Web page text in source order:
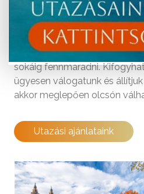
befogadhatatlan, nyüzsgő
alszik. Míg reggel egy Cental
görkorcsolyázásért érdemes
jó stand up-ért vagy
sokáig fennmaradni.
ügyesen válogatunk és
akkor meglepően olcsón
Utazási ajánlataink